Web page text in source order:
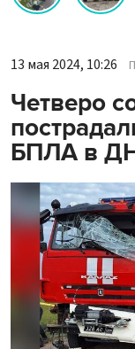
13 мая 2024, 10:26
Четверо
БПЛА в